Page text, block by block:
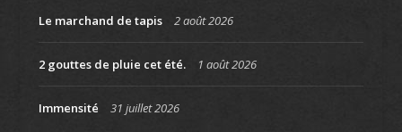
Le marchand de tapis 2 août 2026
2 gouttes de pluie cet été. 1 août 2026
Immensité 31 juillet 2026